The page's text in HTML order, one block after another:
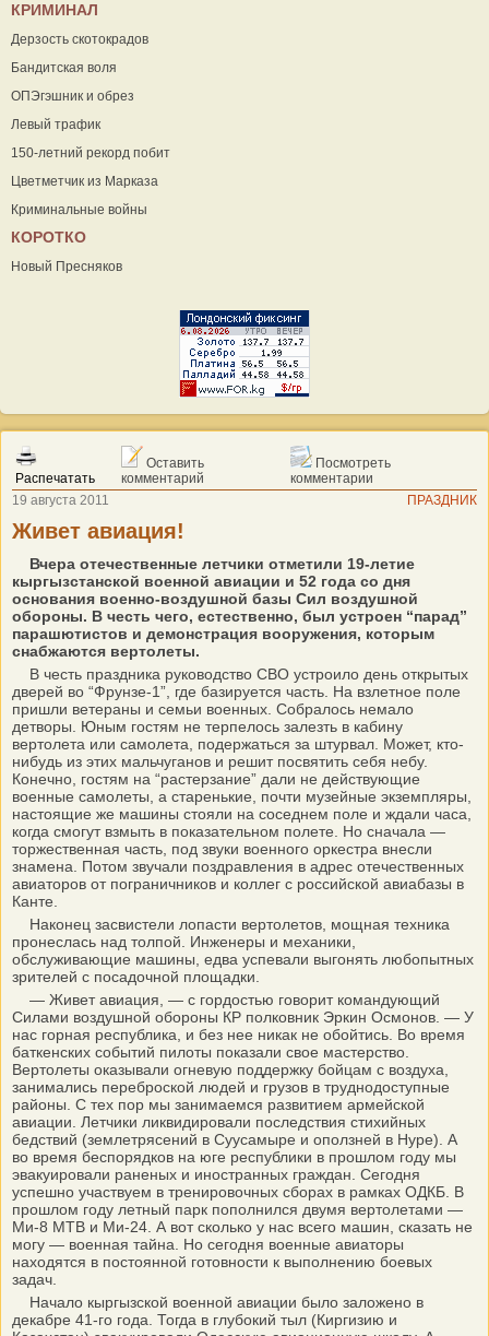
КРИМИНАЛ
Дерзость скотокрадов
Бандитская воля
ОПЭгэшник и обрез
Левый трафик
150-летний рекорд побит
Цветметчик из Марказа
Криминальные войны
КОРОТКО
Новый Пресняков
Распечатать
Оставить
комментарий
Посмотреть
комментарии
19 августа 2011
ПРАЗДНИК
Живет авиация!
Вчера отечественные летчики отметили 19-летие
кыргызстанской военной авиации и 52 года со дня
основания военно-воздушной базы Сил воздушной
обороны. В честь чего, естественно, был устроен “парад”
парашютистов и демонстрация вооружения, которым
снабжаются вертолеты.
В честь праздника руководство СВО устроило день открытых
дверей во “Фрунзе-1”, где базируется часть. На взлетное поле
пришли ветераны и семьи военных. Собралось немало
детворы. Юным гостям не терпелось залезть в кабину
вертолета или самолета, подержаться за штурвал. Может, кто-
нибудь из этих мальчуганов и решит посвятить себя небу.
Конечно, гостям на “растерзание” дали не действующие
военные самолеты, а старенькие, почти музейные экземпляры,
настоящие же машины стояли на соседнем поле и ждали часа,
когда смогут взмыть в показательном полете. Но сначала —
торжественная часть, под звуки военного оркестра внесли
знамена. Потом звучали поздравления в адрес отечественных
авиаторов от пограничников и коллег с российской авиабазы в
Канте.
Наконец засвистели лопасти вертолетов, мощная техника
пронеслась над толпой. Инженеры и механики,
обслуживающие машины, едва успевали выгонять любопытных
зрителей с посадочной площадки.
— Живет авиация, — с гордостью говорит командующий
Силами воздушной обороны КР полковник Эркин Осмонов. — У
нас горная республика, и без нее никак не обойтись. Во время
баткенских событий пилоты показали свое мастерство.
Вертолеты оказывали огневую поддержку бойцам с воздуха,
занимались переброской людей и грузов в труднодоступные
районы. С тех пор мы занимаемся развитием армейской
авиации. Летчики ликвидировали последствия стихийных
бедствий (землетрясений в Суусамыре и оползней в Нуре). А
во время беспорядков на юге республики в прошлом году мы
эвакуировали раненых и иностранных граждан. Сегодня
успешно участвуем в тренировочных сборах в рамках ОДКБ. В
прошлом году летный парк пополнился двумя вертолетами —
Ми-8 МТВ и Ми-24. А вот сколько у нас всего машин, сказать не
могу — военная тайна. Но сегодня военные авиаторы
находятся в постоянной готовности к выполнению боевых
задач.
Начало кыргызской военной авиации было заложено в
декабре 41-го года. Тогда в глубокий тыл (Киргизию и